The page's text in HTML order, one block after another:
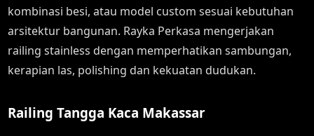
kombinasi besi, atau model custom sesuai kebutuhan
arsitektur bangunan. Rayka Perkasa mengerjakan
railing stainless dengan memperhatikan sambungan,
kerapian las, polishing dan kekuatan dudukan.
Railing Tangga Kaca Makassar